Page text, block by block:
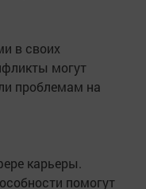
в своих
могут
проблемам на
карьеры.
помогут